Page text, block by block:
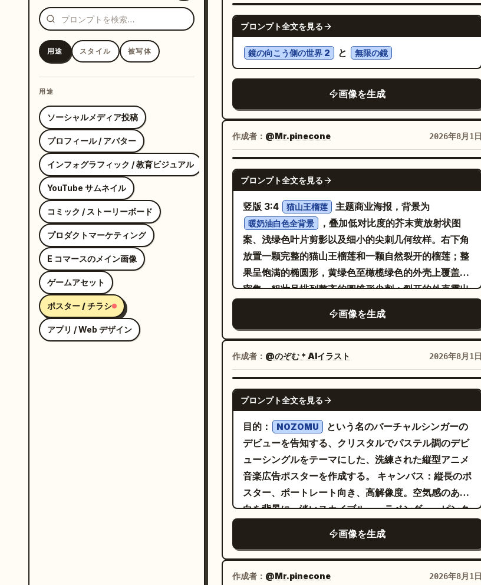
新着
用途 スタイル 被写体
用途
ソーシャルメディア投稿
プロフィール / アバター
インフォグラフィック / 教育ビジュアル
YouTube サムネイル
コミック / ストーリーボード
プロダクトマーケティング
E コマースのメイン画像
ゲームアセット
ポスター / チラシ
アプリ / Web デザイン
NANO BANANA PRO
プロンプト全文を見る
鏡の向こう側の世界 2 と 無限の鏡
画像を生成
作成者： @Mr.pinecone 2026年8月1日
GPT IMAGE 2
プロンプト全文を見る
竖版 3:4 猫山王榴莲 主题商业海报，背景为
暖奶油白色全背景
，叠加低对比度的芥末黄放射状图
案、浅绿色叶片剪影以及细小的尖刺几何纹样。右下角
放置一颗完整的猫山王榴莲和一颗自然裂开的榴莲；整
果呈饱满的椭圆形，黄绿色至橄榄绿色的外壳上覆盖着
密集、粗壮且排列整齐的圆锥形尖刺；裂开的外壳露出
绵密且顺滑。左上角使用
粗体且充满奇趣的手绘字体
示“猫山王榴莲”字样，采用金黄色填充、奶油白色内描
边和深绿色外描边；副标题“金黄绵密 浓香细滑”置于
橄榄绿色的波浪形丝带上，并配有圆形的“MUSANG
KING DURIAN”英文印章。背景添加热带叶片、果香曲
线、果肉色块、星光及小型果壳图标。高饱和度 Q 版
矢量插画，层叠剪纸质感，带有少量丝网印刷颗粒，背
景不得为黑色。
画像を生成
作成者： @のぞむ＊AIイラスト 2026年8月1日
GPT IMAGE 2
プロンプト全文を見る
目的： NOZOMU
という名のバーチャルシンガーの
デビューを告知する、クリスタルでパステル調のデビ
ューシングルをテーマにした、洗練された縦型アニメ
音楽広告ポスターを作成する。 キャンバス：縦長のポ
スター、ポートレート向き、高解像度。空気感のある
白を背景に、淡いスカイブルー、ラベンダー、ピンク
ラフィックな破片、きらめき、ボケ味、柔らかな音楽
波形のグラフィックを配置した、光沢のあるアイドル
広告レイアウトにする。 メイン被写体：バストアップ
画像を生成
作成者： @Mr.pinecone 2026年8月1日